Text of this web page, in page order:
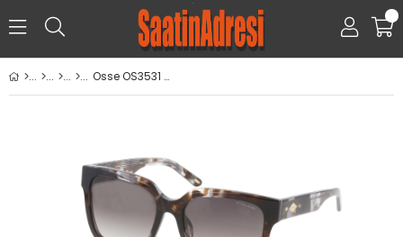
0
Osse OS3531 C3 56 Güneş Gözlüğü